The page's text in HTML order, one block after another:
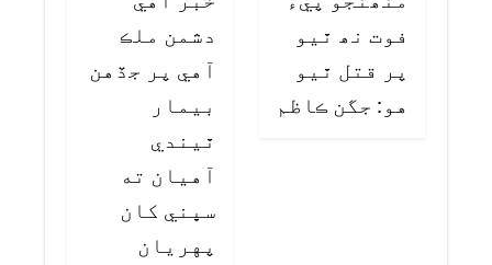
فوت نھ ٿيو
پر قتل ٿيو
هو: جگن ڪاظم
دشمن ملڪ
آهي پر جڏهن
بيمار
ٿيندي
آهيان ته
سڀني کان
پهريان